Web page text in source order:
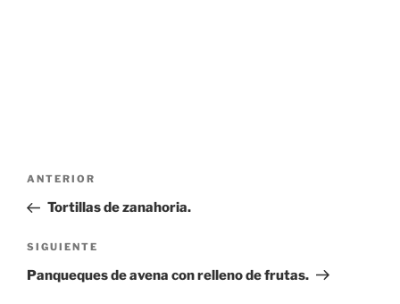
Navegación
entradas
Entrada
anterior:
ANTERIOR
Tortillas de zanahoria.
Siguiente
entrada
SIGUIENTE
Panqueques de avena con relleno de frutas.